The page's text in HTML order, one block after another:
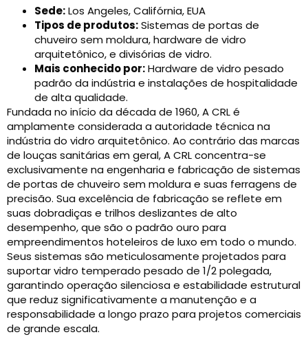
Sede:Los Angeles, Califórnia, EUA
Tipos de produtos:Sistemas de portas de
chuveiro sem moldura, hardware de vidro
arquitetônico, e divisórias de vidro.
Mais conhecido por:Hardware de vidro pesado
padrão da indústria e instalações de hospitalidade
de alta qualidade.
Fundada no início da década de 1960, A CRL é
amplamente considerada a autoridade técnica na
indústria do vidro arquitetônico. Ao contrário das marcas
de louças sanitárias em geral, A CRL concentra-se
exclusivamente na engenharia e fabricação de sistemas
de portas de chuveiro sem moldura e suas ferragens de
precisão. Sua excelência de fabricação se reflete em
suas dobradiças e trilhos deslizantes de alto
desempenho, que são o padrão ouro para
empreendimentos hoteleiros de luxo em todo o mundo.
Seus sistemas são meticulosamente projetados para
suportar vidro temperado pesado de 1/2 polegada,
garantindo operação silenciosa e estabilidade estrutural
que reduz significativamente a manutenção e a
responsabilidade a longo prazo para projetos comerciais
de grande escala.